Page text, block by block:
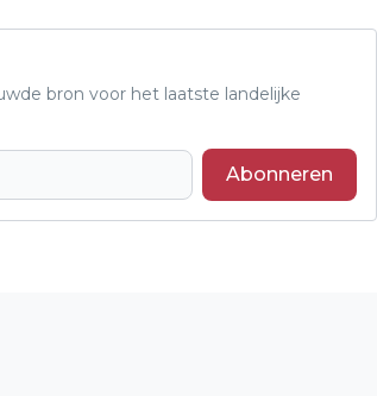
bron voor het laatste landelijke
Abonneren
BASISSCHOLEN ALLES OVER